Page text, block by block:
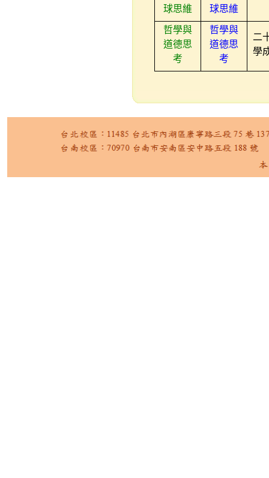
球思維
球思維
哲學與
道德思
考
哲學與
道德思
考
二
學